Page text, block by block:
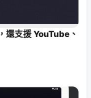
還支援 YouTube、